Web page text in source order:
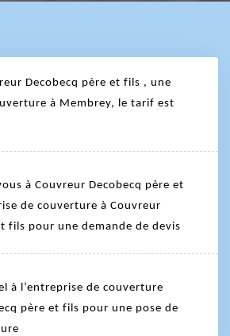
Decobecq père et fils , une
à Membrey, le tarif est
à Couvreur Decobecq père et
de couverture à Couvreur
fils pour une demande de devis
à l’entreprise de couverture
père et fils pour une pose de